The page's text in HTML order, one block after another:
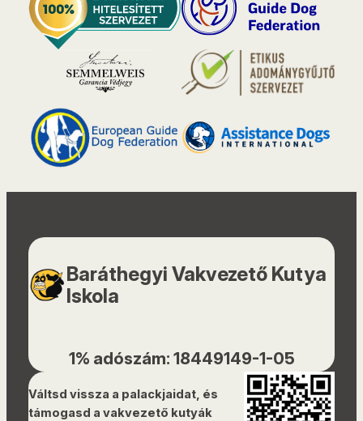
Baráthegyi Vakvezető Kutya
Iskola
1% adószám: 18449149-1-05
Váltsd vissza a palackjaidat, és
támogasd a vakvezető kutyák